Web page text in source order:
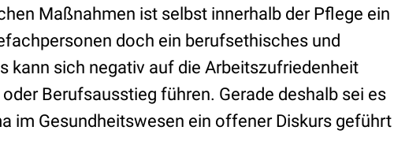
Maßnahmen ist selbst innerhalb der Pflege ein
doch ein berufsethisches und
kann sich negativ auf die Arbeitszufriedenheit
oder Berufsausstieg führen. Gerade deshalb sei es
im Gesundheitswesen ein offener Diskurs geführt